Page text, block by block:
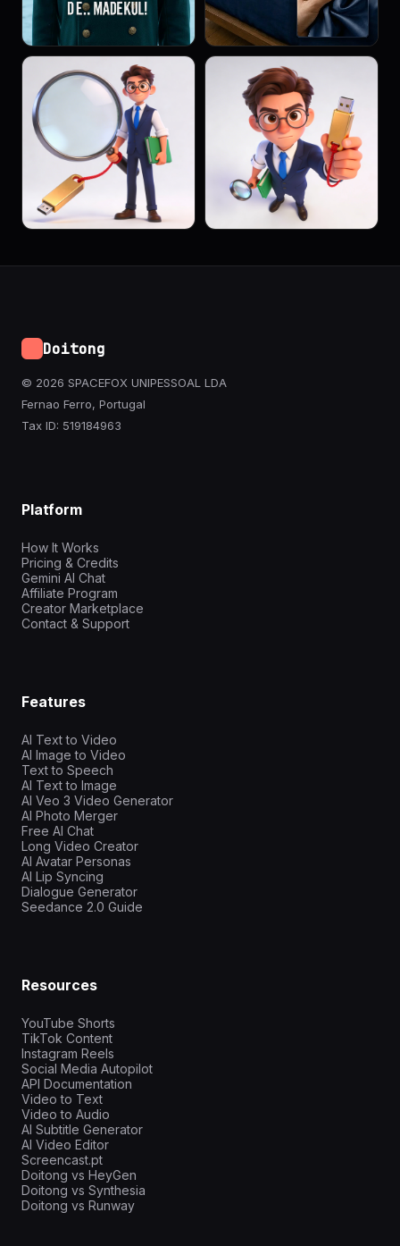
Doitong
© 2026 SPACEFOX UNIPESSOAL LDA
Fernao Ferro, Portugal
Tax ID: 519184963
Platform
How It Works
Pricing & Credits
Gemini AI Chat
Affiliate Program
Creator Marketplace
Contact & Support
Features
AI Text to Video
AI Image to Video
Text to Speech
AI Text to Image
AI Veo 3 Video Generator
AI Photo Merger
Free AI Chat
Long Video Creator
AI Avatar Personas
AI Lip Syncing
Dialogue Generator
Seedance 2.0 Guide
Resources
YouTube Shorts
TikTok Content
Instagram Reels
Social Media Autopilot
API Documentation
Video to Text
Video to Audio
AI Subtitle Generator
AI Video Editor
Screencast.pt
Doitong vs HeyGen
Doitong vs Synthesia
Doitong vs Runway